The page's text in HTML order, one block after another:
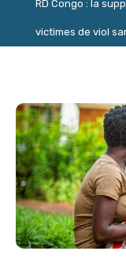
RD Congo : la
victimes de viol